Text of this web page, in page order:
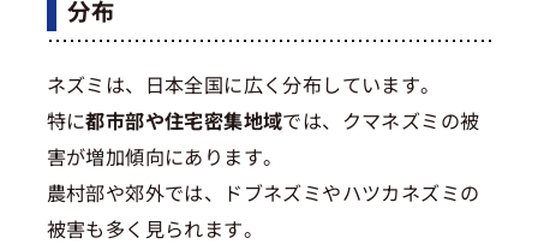
分布
ネズミは、日本全国に広く分布しています。
特に都市部や住宅密集地域では、クマネズミの被
害が増加傾向にあります。
農村部や郊外では、ドブネズミやハツカネズミの
被害も多く見られます。